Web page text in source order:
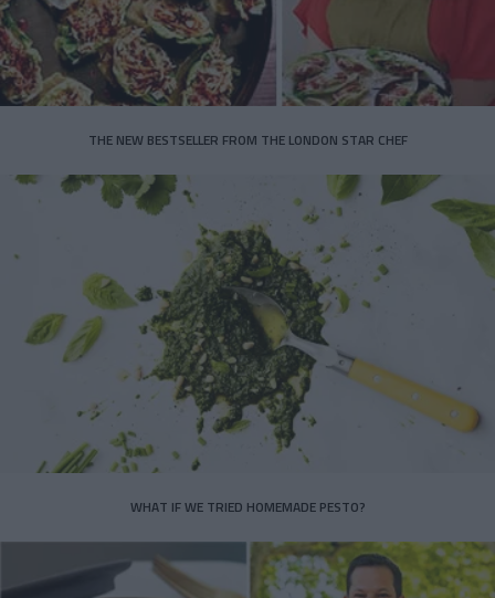
THE NEW BESTSELLER FROM THE LONDON STAR CHEF
WHAT IF WE TRIED HOMEMADE PESTO?